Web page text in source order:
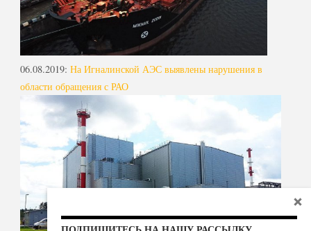
06.08.2019: На Игналинской АЭС выявлены нарушения в
области обращения с РАО